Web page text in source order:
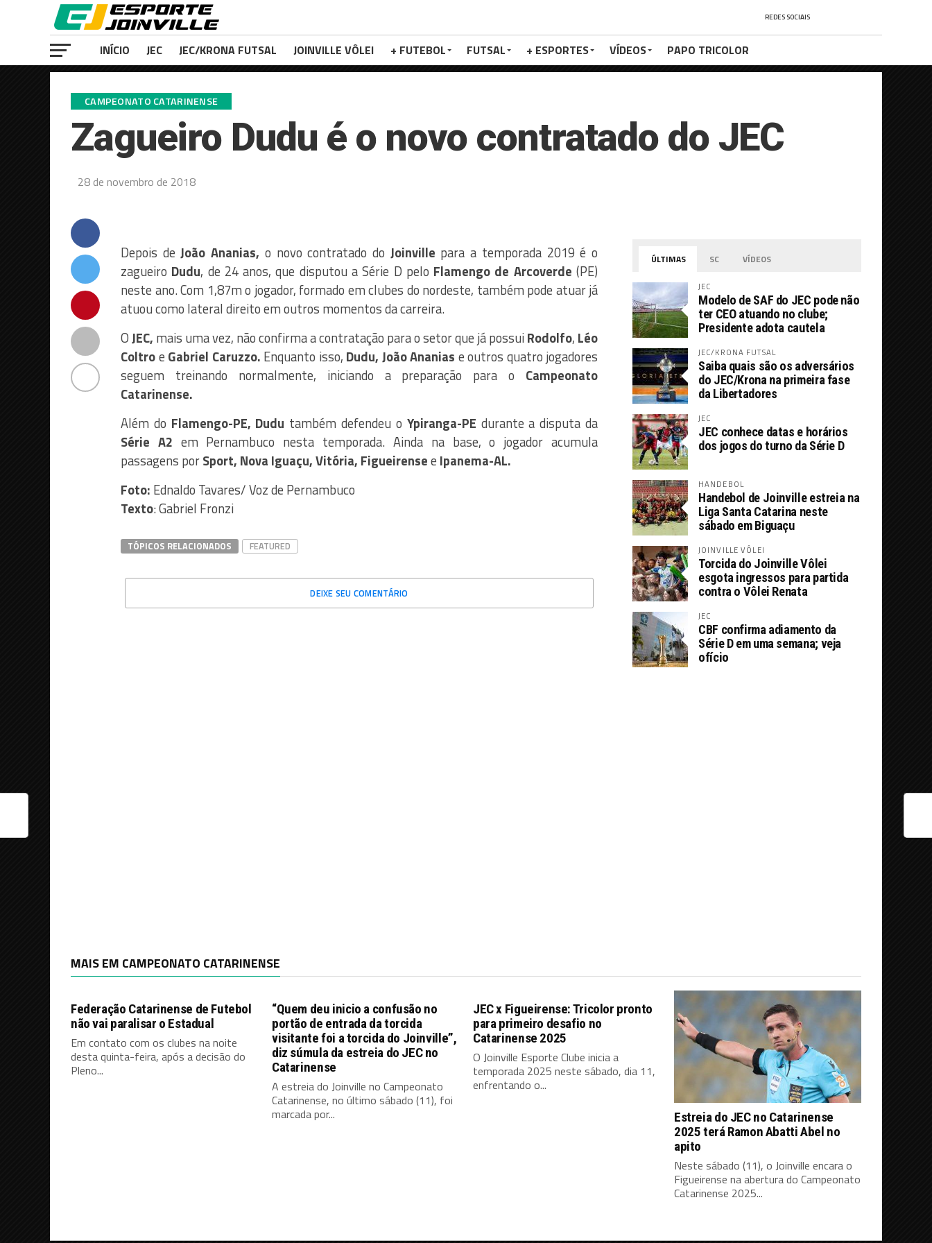
REDES SOCIAIS
INÍCIO JEC JEC/KRONA FUTSAL JOINVILLE VÔLEI + FUTEBOL FUTSAL + ESPORTES VÍDEOS PAPO TRICOLOR
CAMPEONATO CATARINENSE
Zagueiro Dudu é o novo contratado do JEC
28 de novembro de 2018
Depois deJoão Ananias, o novo contratado do Joinville para a temporada 2019 é o
zagueiro Dudu, de 24 anos, que disputou a Série D pelo Flamengo de Arcoverde (PE)
neste ano. Com 1,87m o jogador, formado em clubes do nordeste, também pode atuar já
atuou como lateral direito em outros momentos da carreira.
OJEC, mais uma vez, não confirma a contratação para o setor que já possuiRodolfo, Léo
Coltroe Gabriel Caruzzo. Enquanto isso, Dudu, João Ananias e outros quatro jogadores
seguem treinando normalmente, iniciando a preparação para o Campeonato
Catarinense.
Além do Flamengo-PE, Dudu também defendeu o Ypiranga-PE durante a disputa da
Série A2 em Pernambuco nesta temporada. Ainda na base, o jogador acumula
passagens porSport, Nova Iguaçu, Vitória, Figueirensee Ipanema-AL.
Foto: Ednaldo Tavares/ Voz de Pernambuco
Texto: Gabriel Fronzi
TÓPICOS RELACIONADOS FEATURED
DEIXE SEU COMENTÁRIO
ÚLTIMAS SC VÍDEOS
JEC
Modelo de SAF do JEC pode não
ter CEO atuando no clube;
Presidente adota cautela
JEC/KRONA FUTSAL
Saiba quais são os adversários
do JEC/Krona na primeira fase
da Libertadores
JEC
JEC conhece datas e horários
dos jogos do turno da Série D
HANDEBOL
Handebol de Joinville estreia na
Liga Santa Catarina neste
sábado em Biguaçu
JOINVILLE VÔLEI
Torcida do Joinville Vôlei
esgota ingressos para partida
contra o Vôlei Renata
JEC
CBF confirma adiamento da
Série D em uma semana; veja
ofício
MAIS EM CAMPEONATO CATARINENSE
Federação Catarinense de Futebol
não vai paralisar o Estadual
Em contato com os clubes na noite
desta quinta-feira, após a decisão do
Pleno...
“Quem deu inicio a confusão no
portão de entrada da torcida
visitante foi a torcida do Joinville”,
diz súmula da estreia do JEC no
Catarinense
A estreia do Joinville no Campeonato
Catarinense, no último sábado (11), foi
marcada por...
JEC x Figueirense: Tricolor pronto
para primeiro desafio no
Catarinense 2025
O Joinville Esporte Clube inicia a
temporada 2025 neste sábado, dia 11,
enfrentando o...
Estreia do JEC no Catarinense
2025 terá Ramon Abatti Abel no
apito
Neste sábado (11), o Joinville encara o
Figueirense na abertura do Campeonato
Catarinense 2025...